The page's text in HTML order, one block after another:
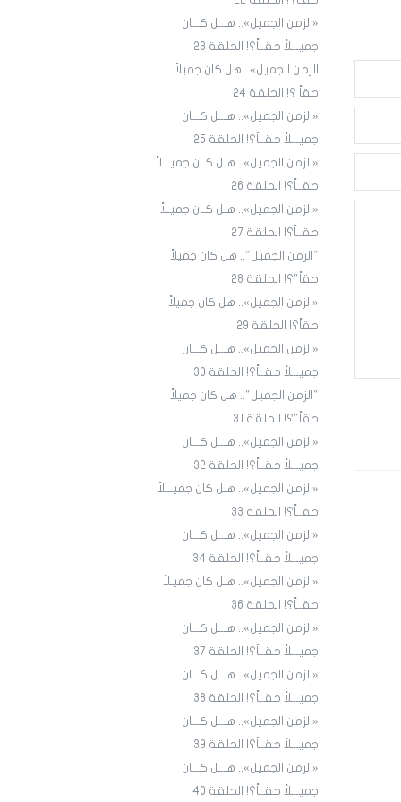
«الزمن الجميل».. هـــل كـــان
جميـــلاً حقــاً؟! الحلقة 23
الزمن الجميل».. هل كان جميلاً
حقاً ؟! الحلقة 24
«الزمن الجميل».. هـــل كـــان
جميـــلاً حقــاً؟! الحلقة 25
«الزمن الجميل».. هـل كـان جميـــلاً
حقــاً؟! الحلقة 26
«الزمن الجميل».. هـل كـان جميـلاً
حقــاً؟! الحلقة 27
"الزمن الجميل".. هل كان جميلاً
حقاً"؟! الحلقة 28
«الزمن الجميل».. هل كان جميلاً
حقاً؟! الحلقة 29
«الزمن الجميل».. هـــل كـــان
جميـــلاً حقــاً؟! الحلقة 30
"الزمن الجميل".. هل كان جميلاً
حقاً"؟! الحلقة 31
«الزمن الجميل».. هـــل كـــان
جميـــلاً حقــاً؟! الحلقة ٣٢
«الزمن الجميل».. هـل كان جميـــلاً
حقــاً؟! الحلقة 33
«الزمن الجميل».. هـــل كـــان
جميـــلاً حقــاً؟! الحلقة 34
«الزمن الجميل».. هـل كان جميـلاً
حقــاً؟! الحلقة 36
«الزمن الجميل».. هـــل كـــان
جميـــلاً حقــاً؟! الحلقة 3٧
«الزمن الجميل».. هـــل كـــان
جميـــلاً حقــاً؟! الحلقة 38
«الزمن الجميل».. هـــل كـــان
جميـــلاً حقــاً؟! الحلقة 39
«الزمن الجميل».. هـــل كـــان
جميـــلاً حقــاً؟! الحلقة 40